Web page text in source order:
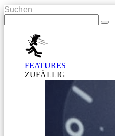
Suchen
FEATURES
ZUFÄLLIG